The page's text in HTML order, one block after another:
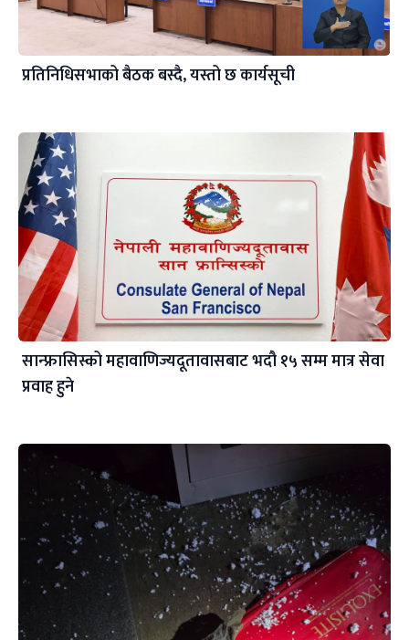
प्रतिनिधिसभाको बैठक बस्दै, यस्तो छ कार्यसूची
सान्फ्रासिस्को महावाणिज्यदूतावासबाट भदौ १५ सम्म मात्र सेवा
प्रवाह हुने